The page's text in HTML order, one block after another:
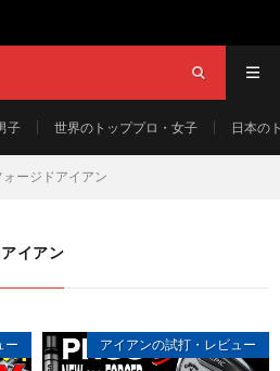
子 世界のトッププロ・女子 日本の
ォージドアイアン
イアン
ー アイアンの試打・レビュー